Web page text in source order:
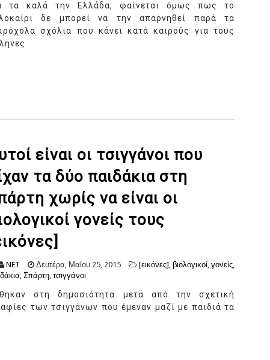
τα καλά την Ελλάδα, φαίνεται όμως πως το
δε μπορεί να την απαρνηθεί παρά τα
σχόλια που κάνει κατά καιρούς για τους
είναι οι τσιγγάνοι που
τα δύο παιδάκια στη
χωρίς να είναι οι
γονείς τους
NET Δευτέρα, Μαΐου 25, 2015 [εικόνες], βιολογικοί, γονείς,
, Σπάρτη, τσιγγάνοι
στη δημοσιότητα μετά από την σχετική
των τσιγγάνων που έμεναν μαζί με παιδιά τα